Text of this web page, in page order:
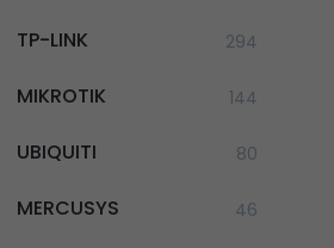
TP-LINK 294
MIKROTIK 144
UBIQUITI 80
MERCUSYS 46